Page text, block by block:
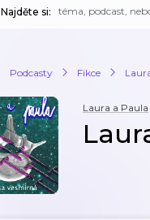
Najděte si:
Podcasty Fikce
Laura a Paula